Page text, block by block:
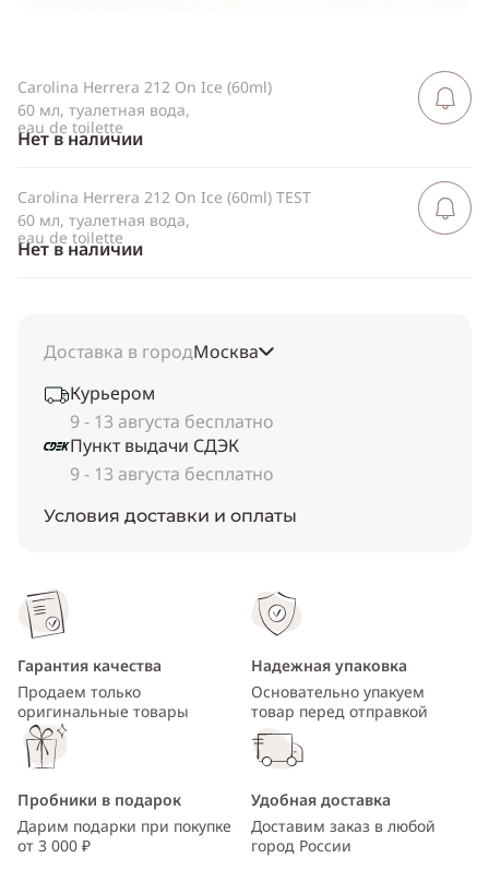
Carolina Herrera 212 On Ice (60ml)
60 мл, туалетная вода,
eau de toilette
Нет в наличии
Сообщить
Carolina Herrera 212 On Ice (60ml) TEST
60 мл, туалетная вода,
eau de toilette
Нет в наличии
Сообщить
Доставка в городМосква
Курьером
9 - 13 августа бесплатно
Пункт выдачи СДЭК
9 - 13 августа бесплатно
Условия доставки и оплаты
Гарантия качества
Продаем только
оригинальные товары
Надежная упаковка
Основательно упакуем
товар перед отправкой
Пробники в подарок
Дарим подарки при покупке
от 3 000 ₽
Удобная доставка
Доставим заказ в любой
город России